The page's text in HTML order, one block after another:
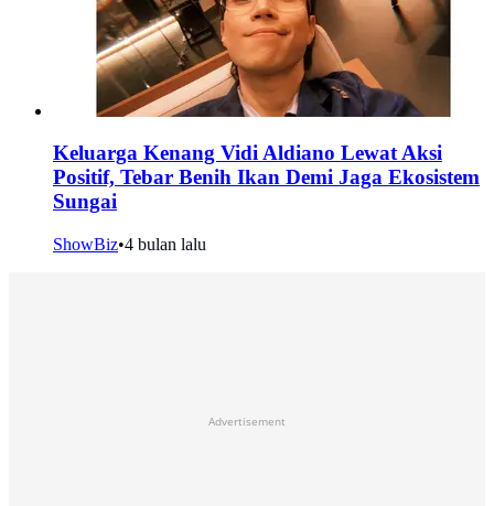
Keluarga Kenang Vidi Aldiano Lewat Aksi
Positif, Tebar Benih Ikan Demi Jaga Ekosistem
Sungai
ShowBiz•4 bulan lalu
Advertisement